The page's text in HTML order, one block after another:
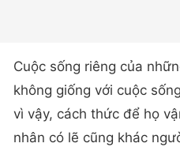
Cuộc sống riêng của
không giống với cuộc
vì vậy, cách thức để họ
nhân có lẽ cũng khác